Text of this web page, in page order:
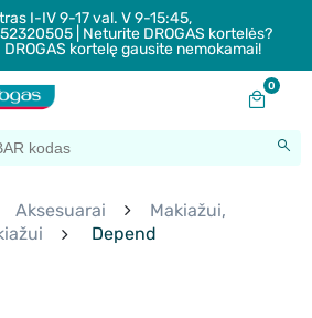
I-IV 9-17 val. V 9-15:45,
| Neturite DROGAS kortelės?
kortelę gausite nemokamai!
0
Aksesuarai
Makiažui,
Depend